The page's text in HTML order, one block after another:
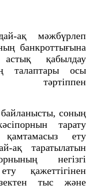
ақ мәжбүрлеп
банкроттығына
астық қабылдау
талаптары осы
тәртiппен
соның
тарату
ету
ақ таратылатын
негiзгi
қажеттiгiнен
тыс және